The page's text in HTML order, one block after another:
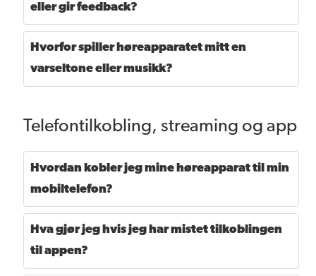
eller gir feedback?
Hvorfor spiller høreapparatet mitt en
varseltone eller musikk?
Telefontilkobling, streaming og app
Hvordan kobler jeg mine høreapparat til min
mobiltelefon?
Hva gjør jeg hvis jeg har mistet tilkoblingen
til appen?